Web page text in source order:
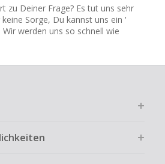
zu Deiner Frage? Es tut uns sehr
Sorge, Du kannst uns ein '
Wir werden uns so schnell wie